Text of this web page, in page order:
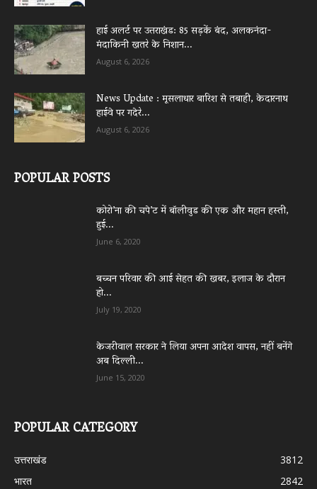
हाई अलर्ट पर उत्तराखंड: 85 सड़कें बंद, अलकनंदा-
मंदाकिनी खतरे के निशान...
August 6, 2026
News Update : मूसलाधार बारिश से तबाही, केदारनाथ
हाईवे पर गदेरे...
August 6, 2026
POPULAR POSTS
कोरो’ना की चपे’ट में बॉलीवुड की एक और महान हस्ती,
हुई...
June 6, 2020
बच्चन परिवार की आई सेहत की खबर, इलाज के दौरान
हो...
July 19, 2020
केजरीवाल सरकार ने लिया अपना आदेश वापस, नहीं बनेंगे
अब दिल्ली...
June 15, 2020
POPULAR CATEGORY
उत्तराखंड
3812
भारत
2842